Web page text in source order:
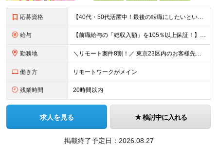
応募資格 【40代・50代活躍中！最後の転職にしたいという方も大歓迎です◎】 ●学歴不問 ●インフラ（サーバ・ネットワーク）または開発の経験がある方 ＼こんな方を待っています／ ★「今の職場では正当に評価され
給与 【前職給与の「総収入額」を105％以上保証！】 ■賞与年2回＋業績賞与 ■年収900万円・1000万円以上も可能 ■全社員が前職より105％～140％の給与UPを実現 月給35万円〜120万円＋賞与
勤務地 ＼リモート案件8割！／ 東京23区内のお客様先にて勤務していただきます。 本社所在地：神奈川県横浜市瀬谷区本郷3-1-17 第2斉藤ビル2F (変更の範囲)上記を除く当社関連勤務地
働き方 リモートワークがメイン
残業時間 20時間以内
求人を見る 検討中に入れる
掲載終了予定日： 2026.08.27